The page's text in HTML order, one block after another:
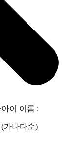
이 이름 :
가나다순)